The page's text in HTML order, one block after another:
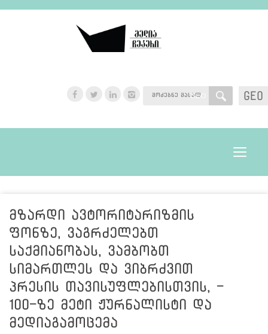
GEO
GEO
Toggle
მზარდი ავტორიტარიზმის
ფონზე, ვაგრძელებთ
საქმიანობას, ვამბობთ
სიმართლეს და ვიბრძვით
პრესის თავისუფლებისთვის, -
100-ზე მეტი ჟურნალისტი და
მედიაგამოცემა